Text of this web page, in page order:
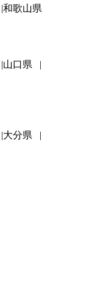
和歌山県
山口県
大分県